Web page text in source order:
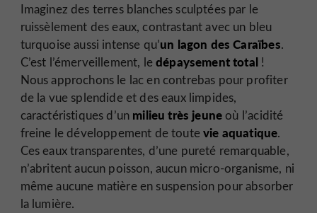
Imaginez des terres blanches sculptées par le
ruissèlement des eaux, contrastant avec un bleu
turquoise aussi intense qu’un lagon des Caraïbes.
C’est l’émerveillement, ledépaysement total !
Nous approchons le lac en contrebas pour profiter
de la vue splendide et des eaux limpides,
caractéristiques d’un milieu très jeune où l’acidité
freine le développement de toutevie aquatique.
Ces eaux transparentes, d’une pureté remarquable,
n’abritent aucun poisson, aucun micro-organisme, ni
même aucune matière en suspension pour absorber
la lumière.